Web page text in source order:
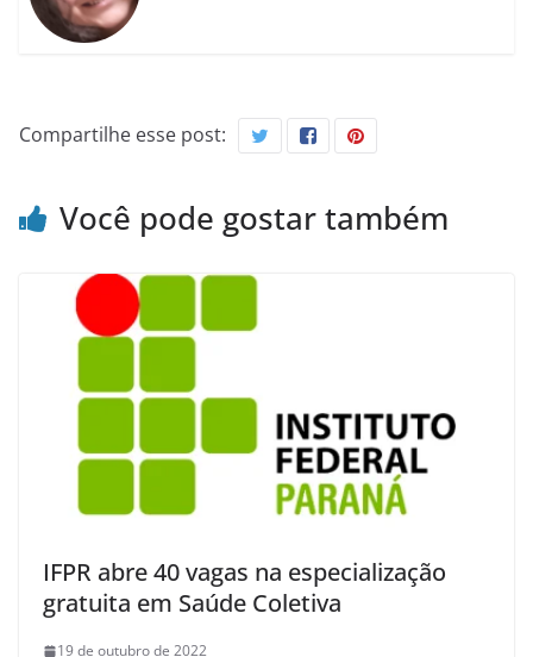
Compartilhe esse post:
Você pode gostar também
IFPR abre 40 vagas na especialização
gratuita em Saúde Coletiva
19 de outubro de 2022